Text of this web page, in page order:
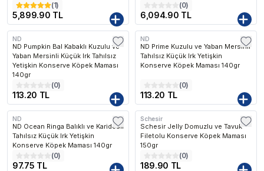
(1)
5,899.90 TL
(0)
6,094.90 TL
ND
ND Pumpkin Bal Kabaklı Kuzulu ve
Yaban Mersinli Küçük Irk Tahılsız
Yetişkin Konserve Köpek Maması
140gr
(0)
113.20 TL
ND
ND Prime Kuzulu ve Yaban Mersinli
Tahılsız Küçük Irk Yetişkin
Konserve Köpek Maması 140gr
(0)
113.20 TL
ND
ND Ocean Ringa Balıklı ve Karidesli
Tahılsız Küçük Irk Yetişkin
Konserve Köpek Maması 140gr
(0)
97.75 TL
Schesir
Schesir Jelly Domuzlu ve Tavuk
Filetolu Konserve Köpek Maması
150gr
(0)
189.90 TL